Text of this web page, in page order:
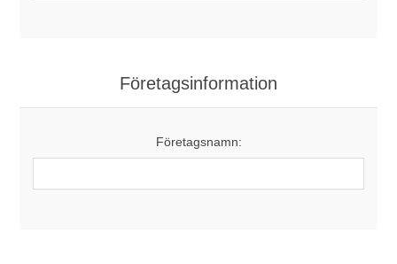
Företagsinformation
Företagsnamn: